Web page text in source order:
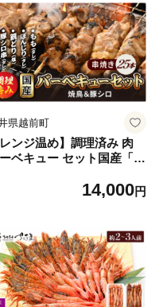
凍保存 】 [e21-a005]
県越前町
レンジ温め】調理済み 肉
ベキュー セット国産「焼
25本」[e03-a031]14,000円